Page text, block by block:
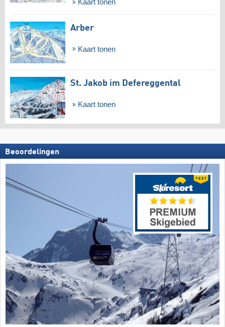
Kaart tonen
Arber
Kaart tonen
St. Jakob im Defereggental
Kaart tonen
Beoordelingen